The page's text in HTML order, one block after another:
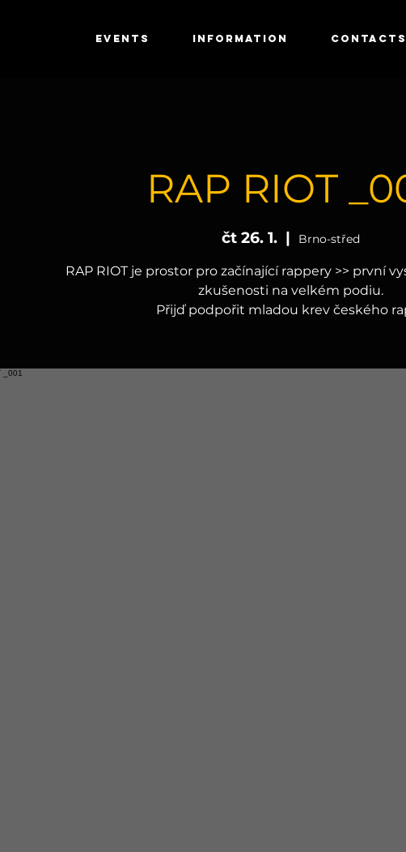
EVENTS INFORMATION CONTACTS
RAP RIOT
čt 26. 1.
  |
Brno-střed
RAP RIOT je prostor pro začínající rappery >> první
zkušenosti na velkém podiu.
Přijď podpořit mladou krev českého